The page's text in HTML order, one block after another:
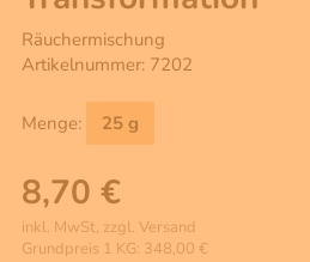
Räuchermischung
Artikelnummer: 7202
Menge: 25 g
8,70 €
inkl. MwSt, zzgl. Versand
Grundpreis 1 KG: 348,00 €